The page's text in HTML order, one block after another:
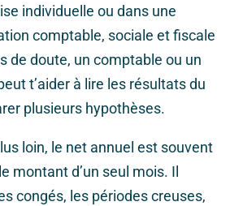
individuelle ou dans une
comptable, sociale et fiscale
de doute, un comptable ou un
t’aider à lire les résultats du
plusieurs hypothèses.
loin, le net annuel est souvent
montant d’un seul mois. Il
congés, les périodes creuses,